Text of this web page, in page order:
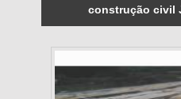
construção civil